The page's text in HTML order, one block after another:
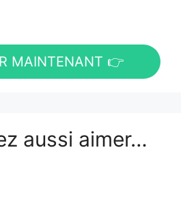
MAINTENANT 👉
aussi aimer…